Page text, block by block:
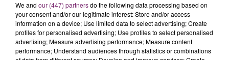
We and our (447) partnersdo the following data processing based on
your consent and/or our legitimate interest: Store and/or access
information on a device; Use limited data to select advertising; Create
profiles for personalised advertising; Use profiles to select personalised
advertising; Measure advertising performance; Measure content
performance; Understand audiences through statistics or combinations